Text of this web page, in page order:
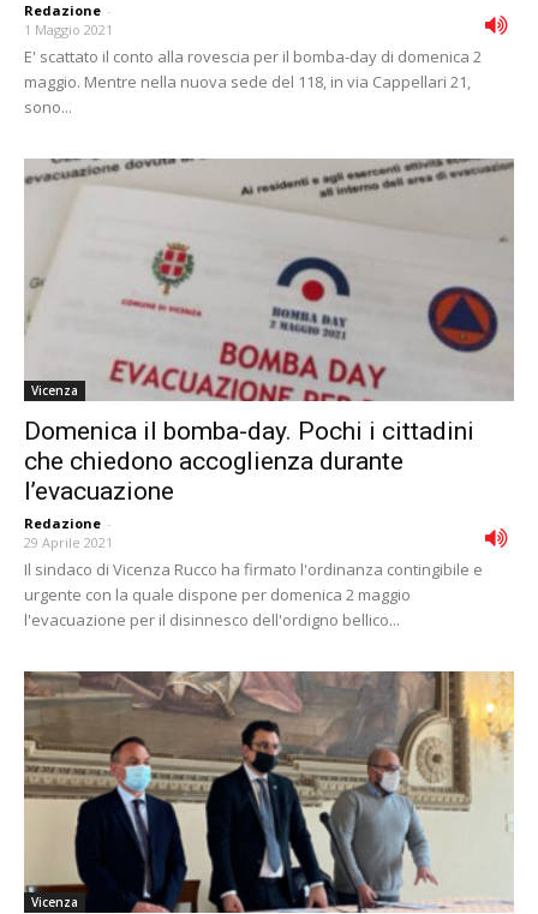
Redazione -
1 Maggio 2021
E' scattato il conto alla rovescia per il bomba-day di domenica 2
maggio. Mentre nella nuova sede del 118, in via Cappellari 21,
sono...
Vicenza
Domenica il bomba-day. Pochi i cittadini
che chiedono accoglienza durante
l’evacuazione
Redazione -
29 Aprile 2021
Il sindaco di Vicenza Rucco ha firmato l'ordinanza contingibile e
urgente con la quale dispone per domenica 2 maggio
l'evacuazione per il disinnesco dell'ordigno bellico...
Vicenza